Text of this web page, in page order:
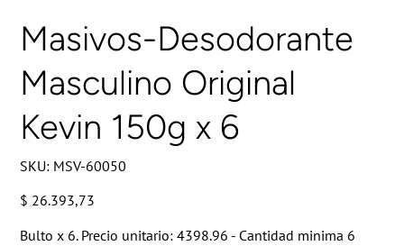
Masivos-Desodorante
Masculino Original
Kevin 150g x 6
SKU: SKU
MSV-
MSV-60050
Precio
$ 26.393,73
Bulto x 6. Precio unitario: 4398.96 - Cantidad minima 6